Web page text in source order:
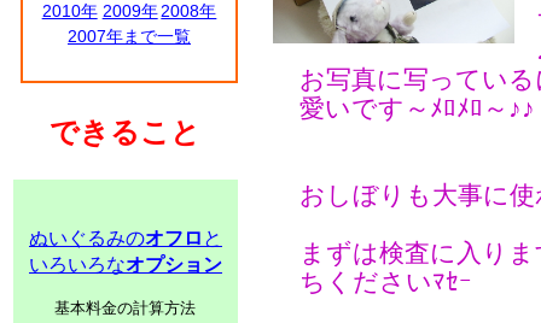
2010年 2009年 2008年
2007年まで一覧
できること
ぬいぐるみのオフロ と
いろいろなオプション
基本料金の計算方法
お写真に写ってい
愛いです～ﾒﾛﾒﾛ～♪♪
おしぼりも大事に
まずは検査に入り
ちくださいﾏｾｰ